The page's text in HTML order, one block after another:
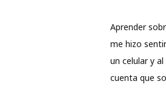
Aprender
me hizo
un celular y
cuenta que